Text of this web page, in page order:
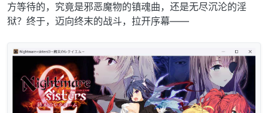
方等待的，究竟是邪恶魔物的镇魂曲，还是无尽沉沦的淫
狱？终于，迈向终末的战斗，拉开序幕——